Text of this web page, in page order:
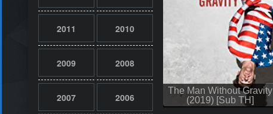
2011 2010
2009 2008
2007 2006
The Man Without Gravity
(2019) [Sub TH]